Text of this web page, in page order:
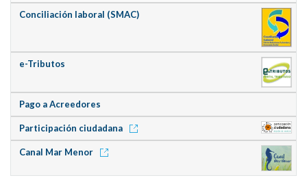
Conciliación laboral (SMAC)
e-Tributos
Pago a Acreedores
Participación ciudadana
Canal Mar Menor